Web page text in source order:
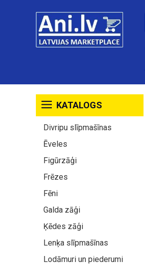
KATALOGS
Divripu slīpmašīnas
Ēveles
Figūrzāģi
Frēzes
Fēni
Galda zāģi
Ķēdes zāģi
Lenķa slīpmašīnas
Lodāmuri un piederumi